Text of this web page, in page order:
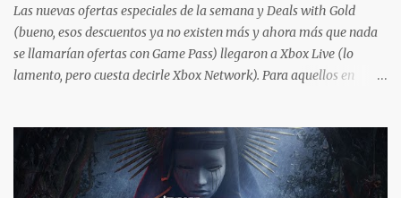
Las nuevas ofertas especiales de la semana y Deals with Gold
(bueno, esos descuentos ya no existen más y ahora más que nada
se llamarían ofertas con Game Pass) llegaron a Xbox Live (lo
lamento, pero cuesta decirle Xbox Network). Para aquellos en
jugarlos y mantener un progreso compartido en Windows PC y
Xbox, y tenemos un listado de juegos compatibles por acá . ¿Aún
necesitas una mano con las compras? Tenemos un tutorial extenso